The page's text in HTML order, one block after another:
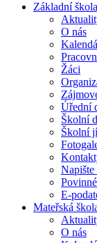
Základní škola
O nás
Žáci
Úřední
Školní
Školní
Napište
E-
Mateřská
O nás